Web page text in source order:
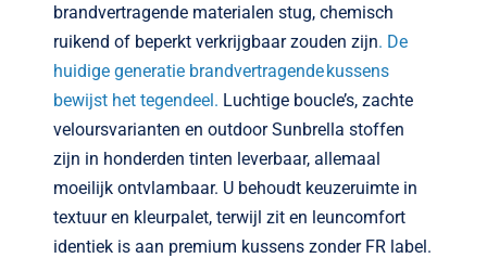
brandvertragende materialen stug, chemisch
ruikend of beperkt verkrijgbaar zouden zijn. De
huidige generatie brandvertragende kussens
bewijst het tegendeel. Luchtige boucle’s, zachte
veloursvarianten en outdoor Sunbrella stoffen
zijn in honderden tinten leverbaar, allemaal
moeilijk ontvlambaar. U behoudt keuzeruimte in
textuur en kleur­palet, terwijl zit en leuncomfort
identiek is aan premium kussens zonder FR label.